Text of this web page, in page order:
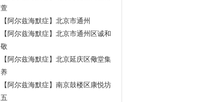
萱
【阿尔兹海默症】北京市通州
【阿尔兹海默症】北京市通州区诚和
敬
【阿尔兹海默症】北京延庆区儆堂集
养
【阿尔兹海默症】南京鼓楼区康悦坊
五